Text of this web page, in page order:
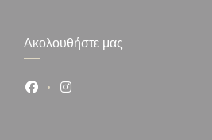
Ακολουθήστε μας
Facebook ((ανοίγει σε νέο
Instagram ((ανοίγει σε